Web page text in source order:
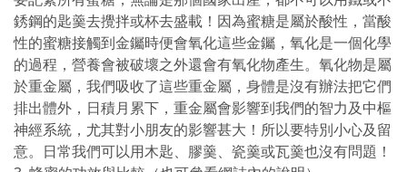
銹鋼的匙羹去攪拌或杯去盛載！因為蜜糖是屬於酸性，當酸
性的蜜糖接觸到金钃時便會氧化這些金钃，氧化是一個化學
的過程，營養會被破壞之外還會有氧化物產生。氧化物是屬
於重金屬，我們吸收了這些重金屬，身體是沒有辦法把它們
排出體外，日積月累下，重金屬會影響到我們的智力及中樞
神經系統，尤其對小朋友的影響甚大！所以要特別小心及留
意。日常我們可以用木匙、膠羹、瓷羹或瓦羹也沒有問題！